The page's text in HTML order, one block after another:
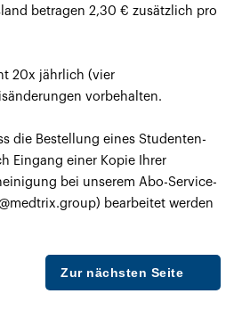
betragen 2,30 € zusätzlich pro
20x jährlich (vier
vorbehalten.
die Bestellung eines Studenten-
Eingang einer Kopie Ihrer
bei unserem Abo-Service-
bearbeitet werden
Zur nächsten Seite